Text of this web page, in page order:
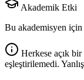
Akademik Etki
Bu akademisyen için
Herkese açık
eşleştirilemedi.